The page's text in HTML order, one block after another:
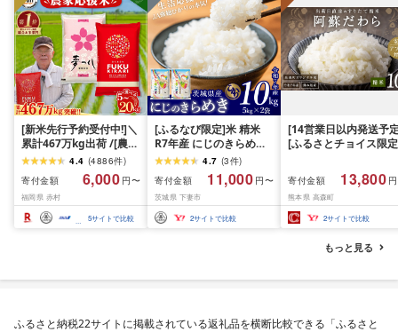
[新米先行予約受付中!]＼
累計467万kg出荷 /[農家
応援米]訳あり 令和7年産
令和8年産ふくきらり 夢
つくし 5kg 10kg 15kg
20kg [選べる品種・内容
量・出荷時期]複数原料
米 白米 精米 国産 限定
4.4 (4886件)
寄付金額
6,000 円〜
福岡県 赤村
5サイトで比較
[ふるなび限定]米 精米
R7年産 にじのきらめき
10kg 10月 FN-Limited-
4.7 (3件)
寄付金額
11,000 円〜
茨城県 下妻市
2サイトで比較
[14営業日以内発送予
[ふるさとチョイス限定
だわら 熊本県 高森町
リジナル米 計
10kg(5kg×2袋)精米 お
米 米 5kg×2 10kg
寄付金額 13,800
熊本県 高森町
2サイトで比較
もっと見る
ふるさと納税22サイトに掲載されている返礼品を横断比較できる「ふるさと